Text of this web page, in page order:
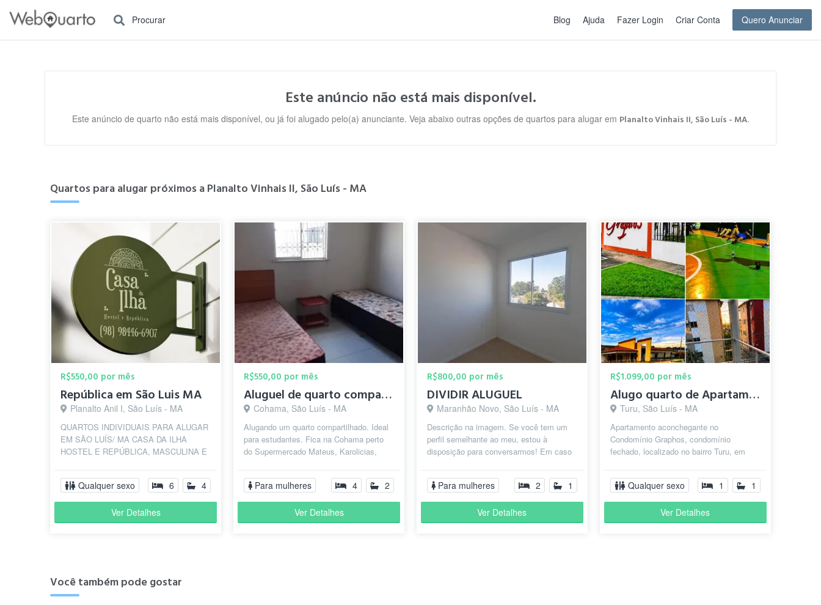
Procurar Blog Ajuda Fazer Login Criar Conta Quero Anunciar
Este anúncio não está mais disponível.
Este anúncio de quarto não está mais disponível, ou já foi alugado pelo(a) anunciante. Veja abaixo outras opções de quartos para alugar em Planalto Vinhais II, São Luís - MA.
Quartos para alugar próximos a Planalto Vinhais II, São Luís - MA
R$550,00 por mês
República em São Luis MA
Planalto Anil I, São Luís - MA
QUARTOS INDIVIDUAIS PARA ALUGAR
EM SÃO LUÍS/ MA CASA DA ILHA
HOSTEL E REPÚBLICA, MASCULINA E
QUARTOS INDIVIDUAIS NOS VALORE...
Qualquer sexo 6 4
Ver Detalhes
R$550,00 por mês
Aluguel de quarto compartilhado (meninas)
Cohama, São Luís - MA
Alugando um quarto compartilhado. Ideal
para estudantes. Fica na Cohama perto
do Supermercado Mateus, Karolicias,
Para mulheres 4 2
Ver Detalhes
R$800,00 por mês
DIVIDIR ALUGUEL
Maranhão Novo, São Luís - MA
Descrição na imagem. Se você tem um
perfil semelhante ao meu, estou à
disposição para conversarmos! Em caso
que...
Para mulheres 2 1
Ver Detalhes
R$1.099,00 por mês
Alugo quarto de Apartamento, compartilhado comigo
Turu, São Luís - MA
Apartamento aconchegante no
Condomínio Graphos, condomínio
fechado, localizado no bairro Turu, em
apenas comigo...
Qualquer sexo 1 1
Ver Detalhes
Você também pode gostar